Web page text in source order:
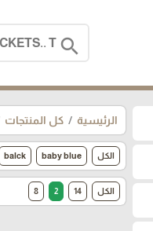
search
الرئيسية كل المنتجات
الكل baby blue
balck
الكل 14
2
8